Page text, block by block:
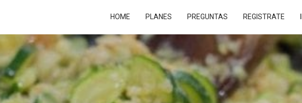
HOME PLANES PREGUNTAS REGISTRATE